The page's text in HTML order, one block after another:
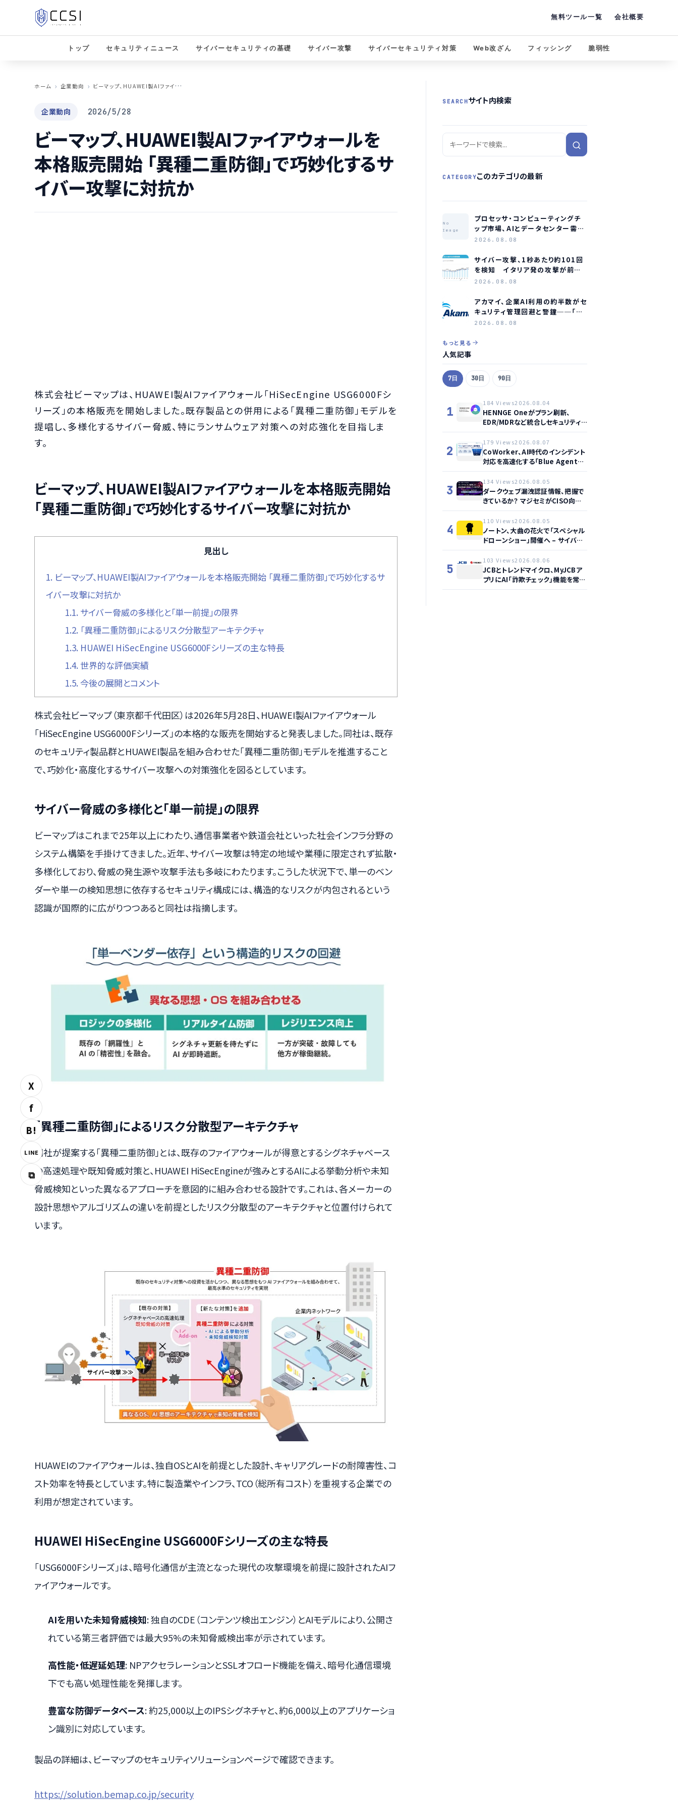
無料ツール一覧 会社概要
トップ セキュリティニュース サイバーセキュリティの基礎 サイバー攻撃 サイバーセキュリティ対策 Web改ざん フィッシング 脆弱性
ホーム
企業動向 ビ
ーマップ、HUAWEI製AIファイアウォールを本格販売開始 「異種二重防御」で巧妙化するサイバー攻撃に対抗か
X
f
B!
LINE
⧉
企業動向 2026/5/28
ビーマップ、HUAWEI製AIファイアウォールを
本格販売開始 「異種二重防御」で巧妙化するサ
イバー攻撃に対抗か
株式会社ビーマップは、HUAWEI製AIファイアウォール「HiSecEngine USG6000Fシ
リーズ」の本格販売を開始しました。既存製品との併用による「異種二重防御」モデルを
提唱し、多様化するサイバー脅威、特にランサムウェア対策への対応強化を目指しま
す。
ビーマップ、HUAWEI製AIファイアウォールを本格販売開始
「異種二重防御」で巧妙化するサイバー攻撃に対抗か
見出し
1. ビーマップ、HUAWEI製AIファイアウォールを本格販売開始 「異種二重防御」で巧妙化するサ
イバー攻撃に対抗か
1.1. サイバー脅威の多様化と「単一前提」の限界
1.2. 「異種二重防御」によるリスク分散型アーキテクチャ
1.3. HUAWEI HiSecEngine USG6000Fシリーズの主な特長
1.4. 世界的な評価実績
1.5. 今後の展開とコメント
株式会社ビーマップ（東京都千代田区）は2026年5月28日、HUAWEI製AIファイアウォール
「HiSecEngine USG6000Fシリーズ」の本格的な販売を開始すると発表しました。同社は、既存
のセキュリティ製品群とHUAWEI製品を組み合わせた「異種二重防御」モデルを推進すること
で、巧妙化・高度化するサイバー攻撃への対策強化を図るとしています。
サイバー脅威の多様化と「単一前提」の限界
ビーマップはこれまで25年以上にわたり、通信事業者や鉄道会社といった社会インフラ分野の
システム構築を手掛けてきました。近年、サイバー攻撃は特定の地域や業種に限定されず拡散・
多様化しており、脅威の発生源や攻撃手法も多岐にわたります。こうした状況下で、単一のベン
ダーや単一の検知思想に依存するセキュリティ構成には、構造的なリスクが内包されるという
認識が国際的に広がりつつあると同社は指摘します。
「異種二重防御」によるリスク分散型アーキテクチャ
同社が提案する「異種二重防御」とは、既存のファイアウォールが得意とするシグネチャベース
の高速処理や既知脅威対策と、HUAWEI HiSecEngineが強みとするAIによる挙動分析や未知
脅威検知といった異なるアプローチを意図的に組み合わせる設計です。これは、各メーカーの
設計思想やアルゴリズムの違いを前提としたリスク分散型のアーキテクチャと位置付けられて
います。
HUAWEIのファイアウォールは、独自OSとAIを前提とした設計、キャリアグレードの耐障害性、コ
スト効率を特長としています。特に製造業やインフラ、TCO（総所有コスト）を重視する企業での
利用が想定されています。
HUAWEI HiSecEngine USG6000Fシリーズの主な特長
「USG6000Fシリーズ」は、暗号化通信が主流となった現代の攻撃環境を前提に設計されたAIフ
ァイアウォールです。
AIを用いた未知脅威検知: 独自のCDE（コンテンツ検出エンジン）とAIモデルにより、公開さ
れている第三者評価では最大95%の未知脅威検出率が示されています。
高性能・低遅延処理: NPアクセラレーションとSSLオフロード機能を備え、暗号化通信環境
下でも高い処理性能を発揮します。
豊富な防御データベース: 約25,000以上のIPSシグネチャと、約6,000以上のアプリケーショ
ン識別に対応しています。
製品の詳細は、ビーマップのセキュリティソリューションページで確認できます。
https://solution.bemap.co.jp/security
SEARCHサイト内検索
CATEGORYこのカテゴリの最新
No
Image
プロセッサ・コンピューティングチ
ップ市場、AIとデータセンター需要
に牽引され2035年に約1.1兆ドル
2026.08.08
サイバー攻撃、1秒あたり約101回
を検知 イタリア発の攻撃が前年
同期比約75倍に急増
2026.08.08
アカマイ、企業AI利用の約半数がセ
キュリティ管理回避と警鐘──「シ
ャドーAI」が新たな脅威に
2026.08.08
もっと見る
人気記事
7日 30日 90日
1
184 Views2026.08.04
HENNGE Oneがプラン刷新、
EDR/MDRなど統合しセキュリティ
強化へ
2
179 Views2026.08.07
CoWorker、AI時代のインシデント
対応を高速化する「Blue Agent
CoWork」を提供開始
3
134 Views2026.08.05
ダークウェブ漏洩認証情報、把握で
きているか？ マジセミがCISO向け
ウェビナー開催へ
4
110 Views2026.08.05
ノートン、大曲の花火で「スペシャル
ドローンショー」開催へ – サイバー
セーフティ啓発
5
103 Views2026.08.06
JCBとトレンドマイクロ、MyJCBア
プリにAI「詐欺チェック」機能を常設
し不正対策を強化